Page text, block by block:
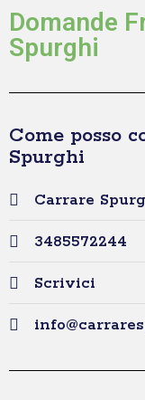
Domande
Spurghi
Come posso
Spurghi
Carrare
3485572244
Scrivici